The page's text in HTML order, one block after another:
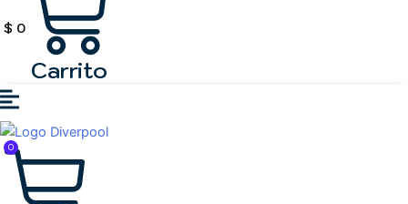
$ 0
Carrito
0